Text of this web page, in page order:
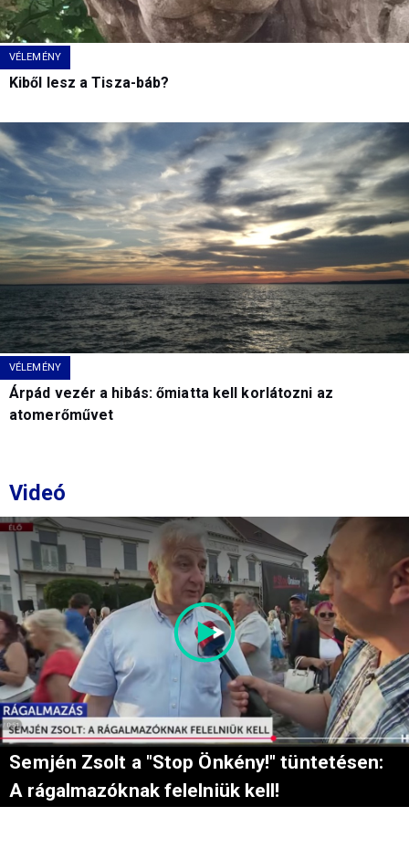
VÉLEMÉNY
Kiből lesz a Tisza-báb?
VÉLEMÉNY
Árpád vezér a hibás: őmiatta kell korlátozni az
atomerőművet
Videó
Semjén Zsolt a "Stop Önkény!" tüntetésen:
A rágalmazóknak felelniük kell!